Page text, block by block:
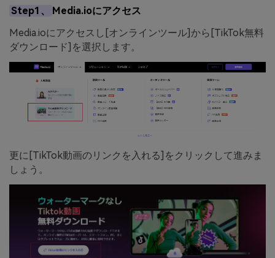
Step1、
Media.ioにアクセス
Media.ioにアクセスし[オンラインツール]から[TikTok無料
ダウンロード]を選択します。
更に[TikTok動画のリンクを入れる]をクリックして進みま
しょう。